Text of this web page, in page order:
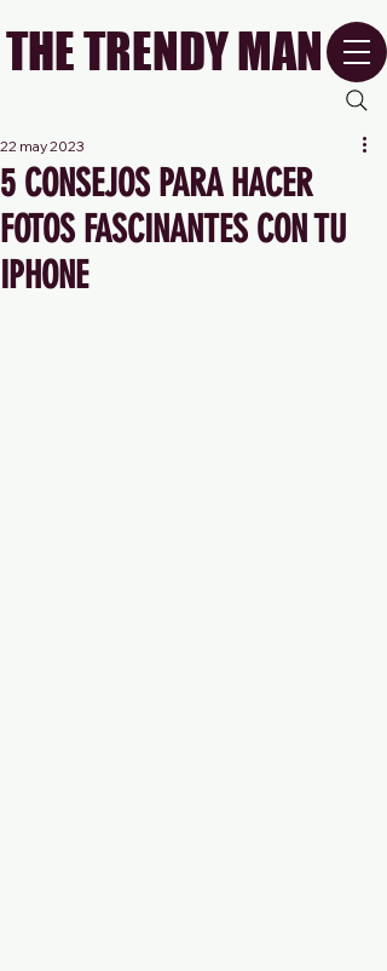
THE TRENDY MAN
5 CONSEJOS PARA HACER
FOTOS FASCINANTES CON TU
IPHONE
22 may 2023